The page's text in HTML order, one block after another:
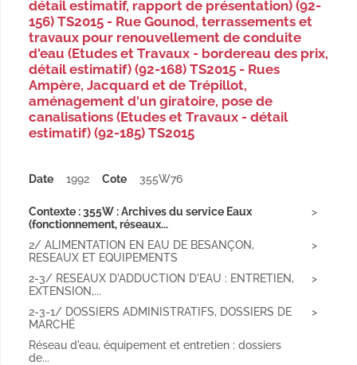
détail estimatif, rapport de présentation) (92-
156) TS2015 - Rue Gounod, terrassements et
travaux pour renouvellement de conduite
d'eau (Etudes et Travaux - bordereau des prix,
détail estimatif) (92-168) TS2015 - Rues
Ampère, Jacquard et de Trépillot,
aménagement d'un giratoire, pose de
canalisations (Etudes et Travaux - détail
estimatif) (92-185) TS2015
Date 1992 Cote 355W76
Contexte : 355W : Archives du service Eaux
(fonctionnement, réseaux...
2/ ALIMENTATION EN EAU DE BESANÇON,
RESEAUX ET EQUIPEMENTS
2-3/ RESEAUX D'ADDUCTION D'EAU : ENTRETIEN,
EXTENSION,...
2-3-1/ DOSSIERS ADMINISTRATIFS, DOSSIERS DE
MARCHÉ
Réseau d'eau, équipement et entretien : dossiers
de...